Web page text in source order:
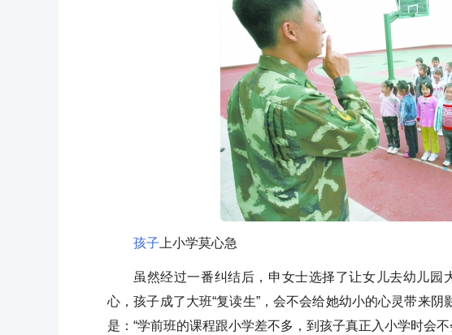
孩子 上小学莫心急
虽然经过一番纠结后，申女士选择了让女儿去幼儿
心，孩子成了大班“复读生”，会不会给她幼小的心灵带来
是：“学前班的课程跟小学差不多，到孩子真正入小学时会不
高级家庭教育指导师证书有用吗？
《家庭教育指导师国家职业标准》通过终审
高级家庭教育指导师证书有用吗？
《家庭教育指导师国家职业标准》通过终审